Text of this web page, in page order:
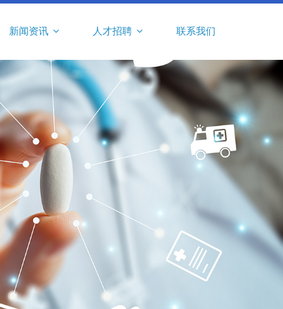
新闻资讯 人才招聘 联系我们